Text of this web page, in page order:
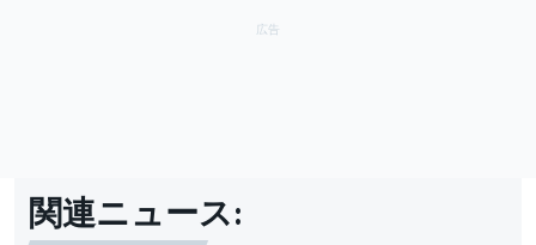
関連ニュース: